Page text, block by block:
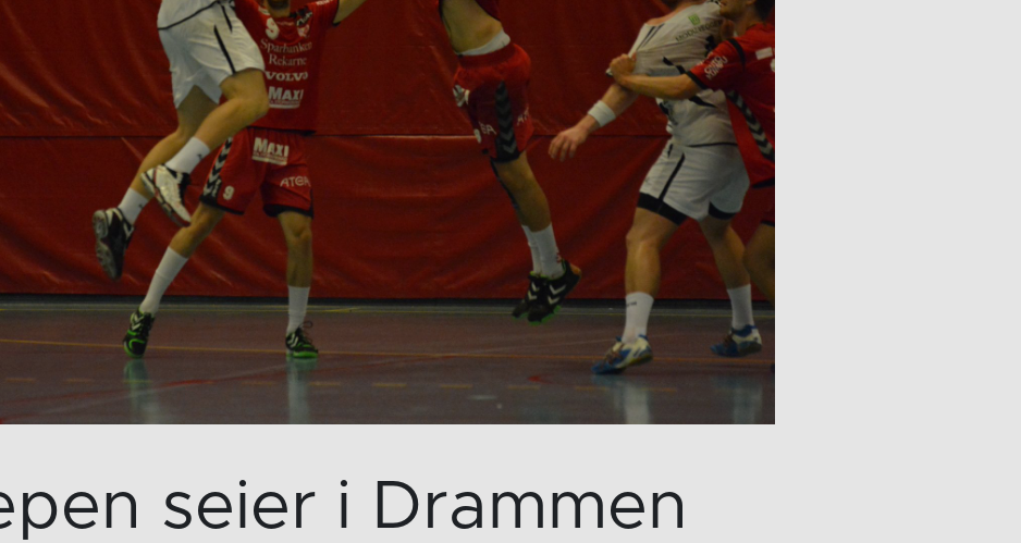
seier i Drammen